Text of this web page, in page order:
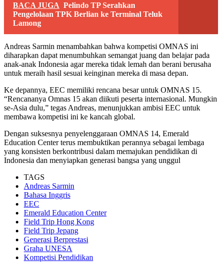
BACA JUGA Pelindo TP Serahkan
Pengelolaan TPK Berlian ke Terminal Teluk
Lamong
Andreas Sarmin menambahkan bahwa kompetisi OMNAS ini
diharapkan dapat menumbuhkan semangat juang dan belajar pada
anak-anak Indonesia agar mereka tidak lemah dan berani berusaha
untuk meraih hasil sesuai keinginan mereka di masa depan.
Ke depannya, EEC memiliki rencana besar untuk OMNAS 15.
“Rencananya Omnas 15 akan diikuti peserta internasional. Mungkin
se-Asia dulu,” tegas Andreas, menunjukkan ambisi EEC untuk
membawa kompetisi ini ke kancah global.
Dengan suksesnya penyelenggaraan OMNAS 14, Emerald
Education Center terus membuktikan perannya sebagai lembaga
yang konsisten berkontribusi dalam memajukan pendidikan di
Indonesia dan menyiapkan generasi bangsa yang unggul
TAGS
Andreas Sarmin
Bahasa Inggris
EEC
Emerald Education Center
Field Trip Hong Kong
Field Trip Jepang
Generasi Berprestasi
Graha UNESA
Kompetisi Pendidikan